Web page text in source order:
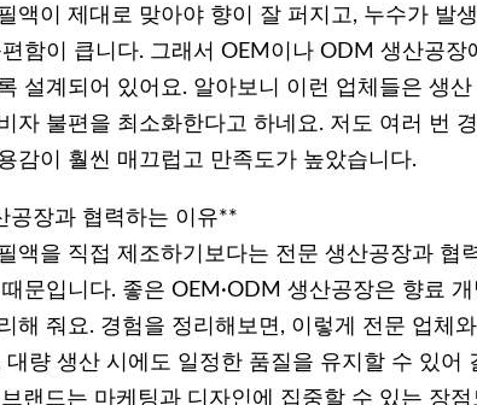
액이 제대로 맞아야 향이 잘 퍼지고, 누수가 발
함이 큽니다. 그래서 OEM이나 ODM 생산공장
설계되어 있어요. 알아보니 이런 업체들은 생
자 불편을 최소화한다고 하네요. 저도 여러 번
감이 훨씬 매끄럽고 만족도가 높았습니다.
공장과 협력하는 이유**
액을 직접 제조하기보다는 전문 생산공장과 협
문입니다. 좋은 OEM·ODM 생산공장은 향료
해 줘요. 경험을 정리해보면, 이렇게 전문 업체
대량 생산 시에도 일정한 품질을 유지할 수 있어
랜드는 마케팅과 디자인에 집중할 수 있는 장점